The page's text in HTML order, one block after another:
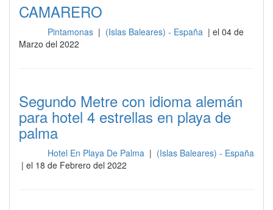
CAMARERO
Pintamonas | (Islas Baleares) - España | el 04 de
Marzo del 2022
Segundo Metre con idioma alemán
para hotel 4 estrellas en playa de
palma
Hotel En Playa De Palma | (Islas Baleares) - España
| el 18 de Febrero del 2022